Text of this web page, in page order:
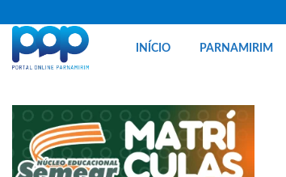
INÍCIO PARNAMIRIM